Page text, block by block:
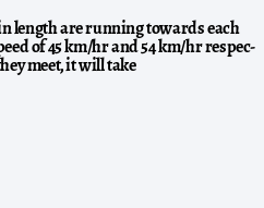
length are running towards each
of 45 km/hr and 54 km/hr respec-
meet, it will take